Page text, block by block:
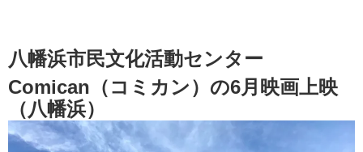
八幡浜市民文化活動センター
Comican（コミカン）の6月映画上映
（八幡浜）